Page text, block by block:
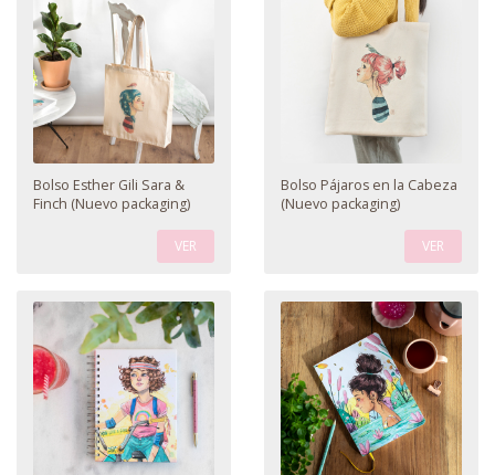
Bolso Esther Gili Sara &
Finch (Nuevo packaging)
VER
Bolso Pájaros en la Cabeza
(Nuevo packaging)
VER